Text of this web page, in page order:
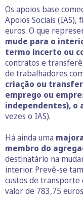
Os apoios base
Apoios Sociais (IAS),
euros. O que
mude para o
termo incerto ou
contratos e
de trabalhadores
criação ou
emprego ou
independentes), o
vezes o IAS).
Há ainda uma
membro do
destinatário na
interior. Prevê-se
custos de transporte
valor de 783,75